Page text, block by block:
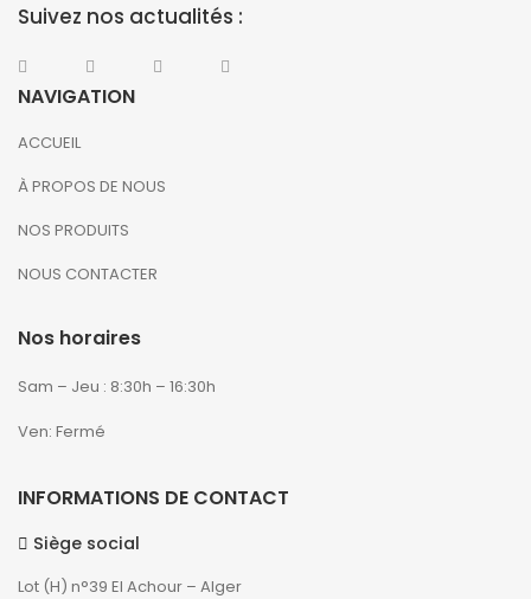
Suivez nos actualités :
NAVIGATION
ACCUEIL
À PROPOS DE NOUS
NOS PRODUITS
NOUS CONTACTER
Nos horaires
Sam – Jeu : 8:30h – 16:30h
Ven: Fermé
INFORMATIONS DE CONTACT
Siège social
Lot (H) n°39 El Achour – Alger